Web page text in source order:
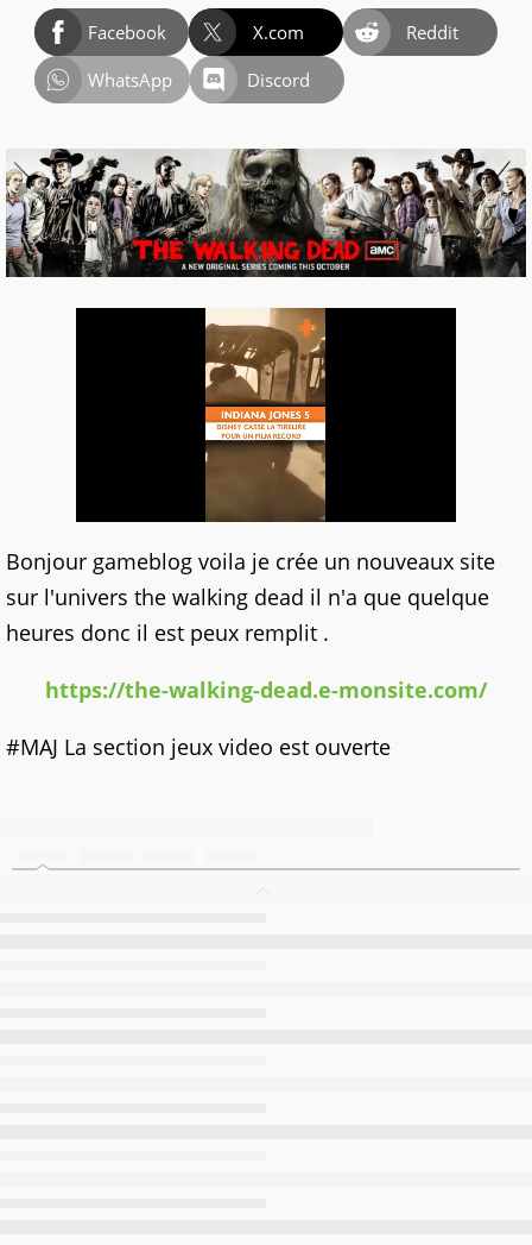
Facebook X.com
Reddit
WhatsApp
Discord
Bonjour gameblog voila je crée un nouveaux site
sur l'univers the walking dead il n'a que quelque
heures donc il est peux remplit .
https://the-walking-dead.e-monsite.com/
#MAJ La section jeux video est ouverte